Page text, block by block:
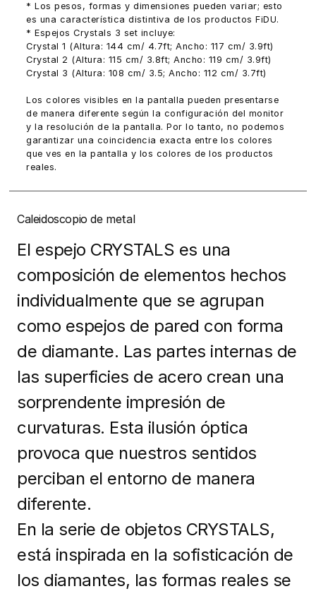
* Los pesos, formas y dimensiones pueden variar; esto
es una característica distintiva de los productos FiDU.
* Espejos Crystals 3 set incluye:
Crystal 1 (Altura: 144 cm/ 4.7ft; Ancho: 117 cm/ 3.9ft)
Crystal 2 (Altura: 115 cm/ 3.8ft; Ancho: 119 cm/ 3.9ft)
Crystal 3 (Altura: 108 cm/ 3.5; Ancho: 112 cm/ 3.7ft)
Los colores visibles en la pantalla pueden presentarse
de manera diferente según la configuración del monitor
y la resolución de la pantalla. Por lo tanto, no podemos
garantizar una coincidencia exacta entre los colores
que ves en la pantalla y los colores de los productos
reales.
Caleidoscopio de metal
El espejo CRYSTALS es una
composición de elementos hechos
individualmente que se agrupan
como espejos de pared con forma
de diamante. Las partes internas de
las superficies de acero crean una
sorprendente impresión de
curvaturas. Esta ilusión óptica
provoca que nuestros sentidos
perciban el entorno de manera
diferente.
En la serie de objetos CRYSTALS,
está inspirada en la sofisticación de
los diamantes, las formas reales se